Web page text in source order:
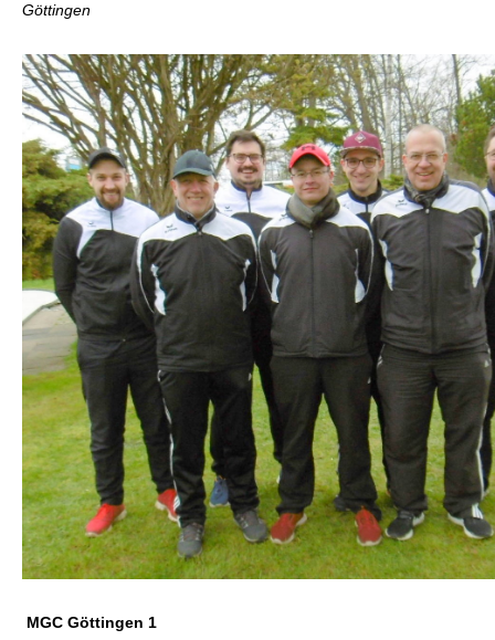
Göttingen
MGC Göttingen 1